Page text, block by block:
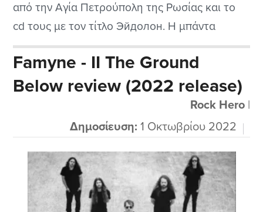
από την Αγία Πετρούπολη της Ρωσίας και το
cd τους με τον τίτλο Эйдолон. Η μπάντα
υπάρχει από το 2003 αλλά αυτό είναι μόλις το
τέταρτο cd της. Έχουν και αρκετά ep και
singles σε όλες τις κυκλοφορίες τους. Ευτυχώς
Famyne - II The Ground
Below review (2022 release)
Rock Hero|
Δημοσίευση: 1 Οκτωβρίου 2022